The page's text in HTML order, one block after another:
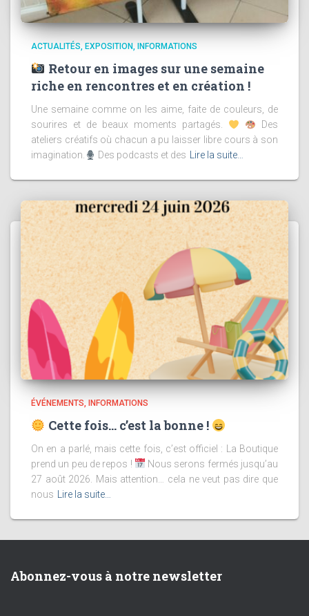
ACTUALITÉS EXPOSITION INFORMATIONS
Retour en images sur une semaine
riche en rencontres et en création !
Une semaine comme on les aime, faite de couleurs, de
sourires et de beaux moments partagés.
Des
ateliers créatifs où chacun a pu laisser libre cours à son
imagination.
Des podcasts et des Lire la suite…
ÉVÉNEMENTS INFORMATIONS
Cette fois… c’est la bonne !
On en a parlé, mais cette fois, c’est officiel : La Boutique
prend un peu de repos !
Nous serons fermés jusqu’au
27 août 2026. Mais attention… cela ne veut pas dire que
nous
Lire la suite…
Abonnez-vous à notre newsletter